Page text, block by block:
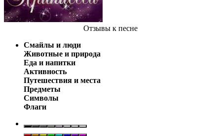
Отзывы к песне
Смайлы и люди
Животные и природа
Еда и напитки
Активность
Путешествия и места
Предметы
Символы
Флаги